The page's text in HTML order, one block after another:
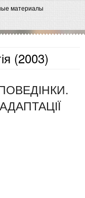
материалы
(2003)